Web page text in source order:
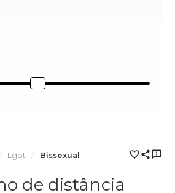
Lgbt Bissexual
de distância